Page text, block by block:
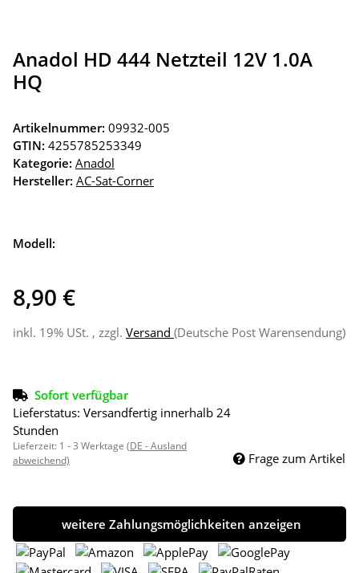
Anadol HD 444 Netzteil 12V 1.0A
HQ
Artikelnummer: 09932-005
GTIN: 4255785253349
Kategorie: Anadol
Hersteller: AC-Sat-Corner
Modell:
8,90 €
inkl. 19% USt. , zzgl. Versand (Deutsche Post Warensendung)
Sofort verfügbar
Lieferstatus: Versandfertig innerhalb 24
Stunden
Lieferzeit: 1 - 3 Werktage (DE - Ausland
abweichend)
Frage zum Artikel
weitere Zahlungsmöglichkeiten anzeigen